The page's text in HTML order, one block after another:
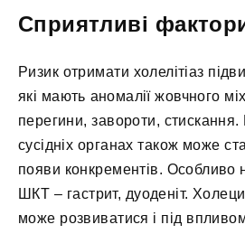
Сприятливі
Ризик отримати холелітіаз
які мають аномалії жовчного
перегини, завороти,
сусідніх органах також може
появи конкрементів. Особливо
ШКТ – гастрит, дуоденіт.
може розвиватися і під